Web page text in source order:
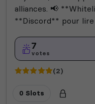
alliances. 📢
**Discord** pour lire
7
votes
(2)
0 Slots